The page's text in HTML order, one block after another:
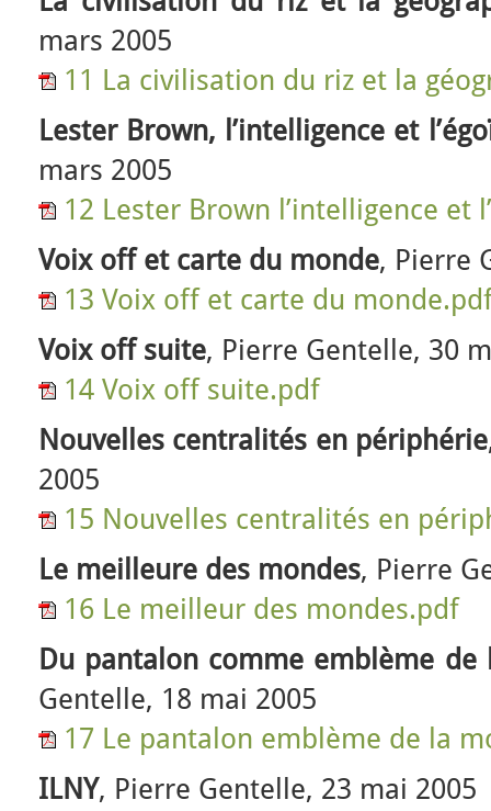
mars 2005
11 La civilisation du riz et la
Lester Brown, l’intelligence et
mars 2005
12 Lester Brown l’intelligence et
Voix off et carte du monde, Pierre
13 Voix off et carte du
Voix off suite, Pierre Gentelle, 30
14 Voix off suite.pdf
Nouvelles centralités en périphérie
2005
15 Nouvelles centralités en
Le meilleure des mondes, Pierre
16 Le meilleur des mondes.pdf
Du pantalon comme emblème
Gentelle, 18 mai 2005
17 Le pantalon emblème de la
ILNY, Pierre Gentelle, 23 mai 2005